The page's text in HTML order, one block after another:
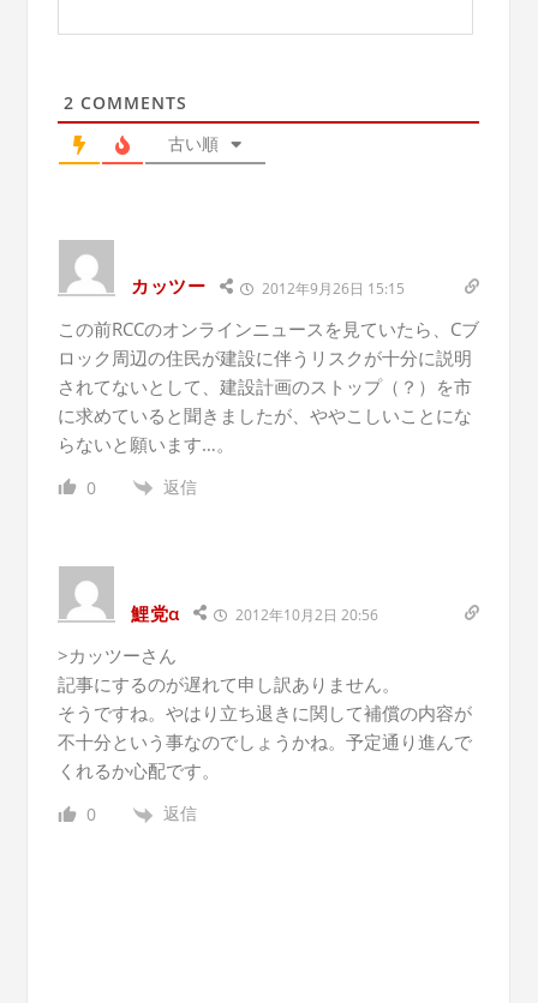
2 COMMENTS
古い順
カッツー 2012年9月26日 15:15
この前RCCのオンラインニュースを見ていたら、Cブ
ロック周辺の住民が建設に伴うリスクが十分に説明
されてないとして、建設計画のストップ（？）を市
に求めていると聞きましたが、ややこしいことにな
らないと願います…。
0 返信
鯉党α 2012年10月2日 20:56
>カッツーさん
記事にするのが遅れて申し訳ありません。
そうですね。やはり立ち退きに関して補償の内容が
不十分という事なのでしょうかね。予定通り進んで
くれるか心配です。
0 返信